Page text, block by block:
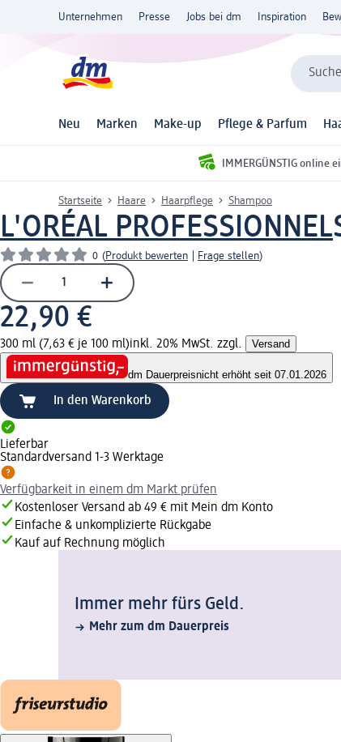
Unternehmen Presse Jobs bei dm Inspiration
Neu Marken Make-up Pflege & Parfum
IMMERGÜNSTIG online
Startseite Haare Haarpflege Shampoo
L'ORÉAL PROFESSIONNEL
0 (Produkt bewerten Frage stellen)
22,90 €
300 ml (7,63 € je 100 ml)inkl. 20% MwSt. zzgl. Versand
dm Dauerpreisnicht erhöht seit 07.01.2026
In den Warenkorb
Lieferbar
Standardversand 1-3 Werktage
Verfügbarkeit in einem dm Markt prüfen
Kostenloser Versand ab 49 € mit Mein dm Konto
Einfache & unkomplizierte Rückgabe
Kauf auf Rechnung möglich
Immer mehr fürs Geld.
Mehr zum dm Dauerpreis